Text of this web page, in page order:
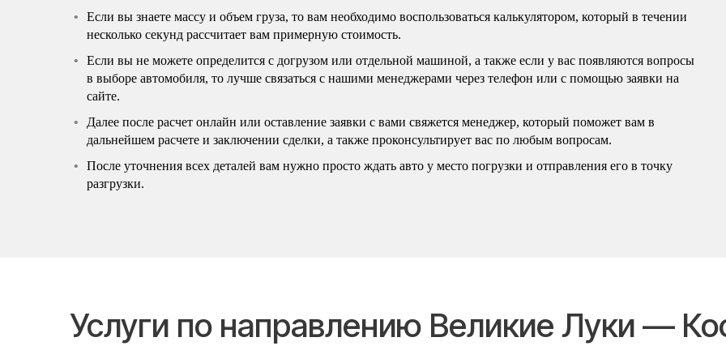
Если вы знаете массу и объем груза, то вам необходимо воспользоваться калькулятором, который в течении
несколько секунд рассчитает вам примерную стоимость.
Если вы не можете определится с догрузом или отдельной машиной, а также если у вас появляются вопросы
в выборе автомобиля, то лучше связаться с нашими менеджерами через телефон или с помощью заявки на
сайте.
Далее после расчет онлайн или оставление заявки с вами свяжется менеджер, который поможет вам в
дальнейшем расчете и заключении сделки, а также проконсультирует вас по любым вопросам.
После уточнения всех деталей вам нужно просто ждать авто у место погрузки и отправления его в точку
разгрузки.
Услуги по направлению Великие Луки —